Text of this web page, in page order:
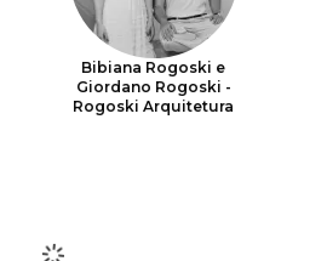
Bibiana Rogoski e
Giordano Rogoski -
Rogoski Arquitetura